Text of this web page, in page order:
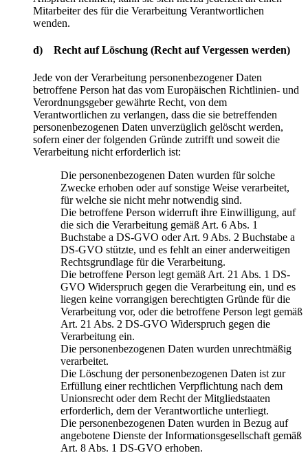
Mitarbeiter des für die Verarbeitung Verantwortlichen
wenden.
d) Recht auf Löschung (Recht auf Vergessen werden)
Jede von der Verarbeitung personenbezogener Daten
betroffene Person hat das vom Europäischen Richtlinien- und
Verordnungsgeber gewährte Recht, von dem
Verantwortlichen zu verlangen, dass die sie betreffenden
personenbezogenen Daten unverzüglich gelöscht werden,
sofern einer der folgenden Gründe zutrifft und soweit die
Verarbeitung nicht erforderlich ist:
Die personenbezogenen Daten wurden für solche
Zwecke erhoben oder auf sonstige Weise verarbeitet,
für welche sie nicht mehr notwendig sind.
Die betroffene Person widerruft ihre Einwilligung, auf
die sich die Verarbeitung gemäß Art. 6 Abs. 1
Buchstabe a DS-GVO oder Art. 9 Abs. 2 Buchstabe a
DS-GVO stützte, und es fehlt an einer anderweitigen
Rechtsgrundlage für die Verarbeitung.
Die betroffene Person legt gemäß Art. 21 Abs. 1 DS-
GVO Widerspruch gegen die Verarbeitung ein, und es
liegen keine vorrangigen berechtigten Gründe für die
Verarbeitung vor, oder die betroffene Person legt gemäß
Art. 21 Abs. 2 DS-GVO Widerspruch gegen die
Verarbeitung ein.
Die personenbezogenen Daten wurden unrechtmäßig
verarbeitet.
Die Löschung der personenbezogenen Daten ist zur
Erfüllung einer rechtlichen Verpflichtung nach dem
Unionsrecht oder dem Recht der Mitgliedstaaten
erforderlich, dem der Verantwortliche unterliegt.
Die personenbezogenen Daten wurden in Bezug auf
angebotene Dienste der Informationsgesellschaft gemäß
Art. 8 Abs. 1 DS-GVO erhoben.